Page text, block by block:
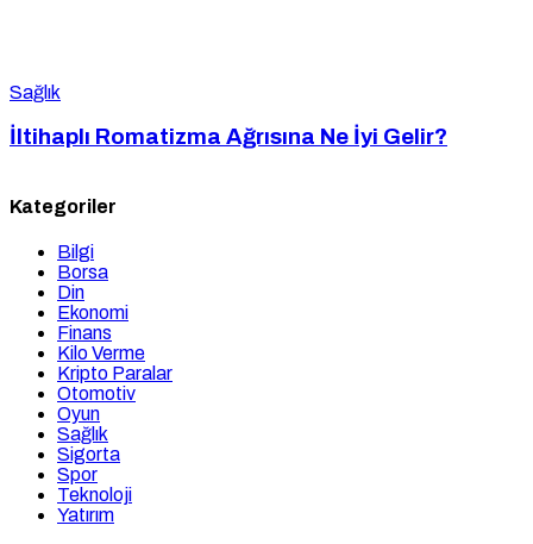
Sağlık
İltihaplı Romatizma Ağrısına Ne İyi Gelir?
Kategoriler
Bilgi
Borsa
Din
Ekonomi
Finans
Kilo Verme
Kripto Paralar
Otomotiv
Oyun
Sağlık
Sigorta
Spor
Teknoloji
Yatırım